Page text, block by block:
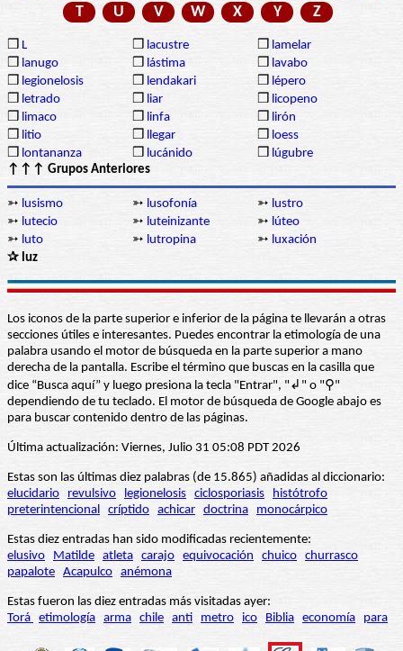
T
U V W X Y Z
❒ L ❒ lacustre ❒ lamelar
❒ lanugo ❒ lástima ❒ lavabo
❒ legionelosis ❒ lendakari ❒ lépero
❒ letrado ❒ liar ❒ licopeno
❒ limaco ❒ linfa ❒ lirón
❒ litio ❒ llegar ❒ loess
❒ lontananza ❒ lucánido ❒ lúgubre
↑↑↑ Grupos Anteriores
➳ lusismo ➳ lusofonía ➳ lustro
➳ lutecio ➳ luteinizante ➳ lúteo
➳ luto ➳ lutropina ➳ luxación
✰ luz
Los iconos de la parte superior e inferior de la página te llevarán a otras
secciones útiles e interesantes. Puedes encontrar la etimología de una
palabra usando el motor de búsqueda en la parte superior a mano
derecha de la pantalla. Escribe el término que buscas en la casilla que
dice “Busca aquí” y luego presiona la tecla "Entrar", "↲" o "⚲"
dependiendo de tu teclado. El motor de búsqueda de Google abajo es
para buscar contenido dentro de las páginas.
Última actualización: Viernes, Julio 31 05:08 PDT 2026
Estas son las últimas diez palabras (de 15.865) añadidas al diccionario:
elucidario
revulsivo legionelosis ciclosporiasis
histótrofo
preterintencional críptido achicar doctrina monocárpico
Estas diez entradas han sido modificadas recientemente:
elusivo
Matilde atleta carajo equivocación chuico churrasco
papalote Acapulco anémona
Estas fueron las diez entradas más visitadas ayer:
Torá etimología arma chile anti metro ico Biblia economía para